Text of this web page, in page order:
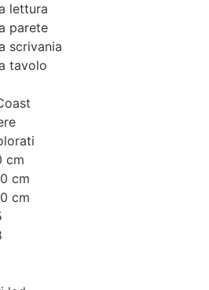
lettura
parete
scrivania
tavolo
cm
cm
cm